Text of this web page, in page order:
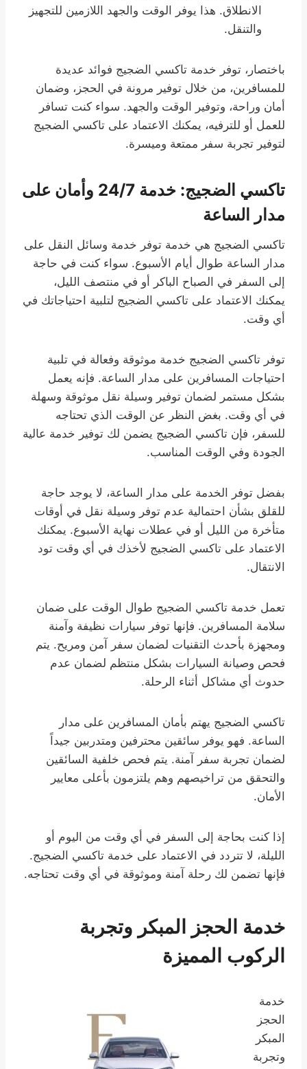
الانطلاق. هذا يوفر الوقت والجهد اللازمين للتجهيز
والتنقل.
باختصار، توفر خدمة تاكسي الضجيج فوائد عديدة
للمسافرين، من خلال توفير مرونة في الحجز، وضمان
أمان وراحة، وتوفير الوقت والجهد. سواء كنت تسافر
للعمل أو للترفيه، يمكنك الاعتماد على تاكسي الضجيج
لتوفير تجربة سفر ممتعة وميسرة.
تاكسي الضجيج: خدمة 24/7 وأمان على
مدار الساعة
تاكسي الضجيج هي خدمة توفر خدمة وسائل النقل على
مدار الساعة طوال أيام الأسبوع. سواء كنت في حاجة
إلى السفر في الصباح الباكر أو في منتصف الليل،
يمكنك الاعتماد على تاكسي الضجيج لتلبية احتياجاتك في
أي وقت.
توفر تاكسي الضجيج خدمة موثوقة وفعالة في تلبية
احتياجات المسافرين على مدار الساعة. فإنه يعمل
بشكل مستمر لضمان توفير وسيلة نقل موثوقة وسهلة
في أي وقت. بغض النظر عن الوقت الذي تحتاجه
للسفر، فإن تاكسي الضجيج يضمن لك توفير خدمة عالية
الجودة وفي الوقت المناسب.
بفضل توفر الخدمة على مدار الساعة، لا يوجد حاجة
للقلق بشأن احتمالية عدم توفر وسيلة نقل في أوقات
متأخرة من الليل أو في عطلات نهاية الأسبوع. يمكنك
الاعتماد على تاكسي الضجيج لأخذك في أي وقت تود
الانتقال.
تعمل خدمة تاكسي الضجيج طوال الوقت على ضمان
سلامة المسافرين. فإنها توفر سيارات نظيفة وآمنة
ومجهزة بأحدث التقنيات لضمان سفر آمن ومريح. يتم
فحص وصيانة السيارات بشكل منتظم لضمان عدم
حدوث أي مشاكل أثناء الرحلة.
تاكسي الضجيج يهتم بأمان المسافرين على مدار
الساعة. فهو يوفر سائقين محترفين ومتدربين جيداً
لضمان تجربة سفر آمنة. يتم فحص خلفية السائقين
والتحقق من تراخيصهم وهم يلتزمون بأعلى معايير
الأمان.
إذا كنت بحاجة إلى السفر في أي وقت من اليوم أو
الليلة، لا تتردد في الاعتماد على خدمة تاكسي الضجيج.
فإنها تضمن لك رحلة آمنة وموثوقة في أي وقت تحتاجه.
خدمة الحجز المبكر وتجربة
الركوب المميزة
خدمة
الحجز
المبكر
وتجربة